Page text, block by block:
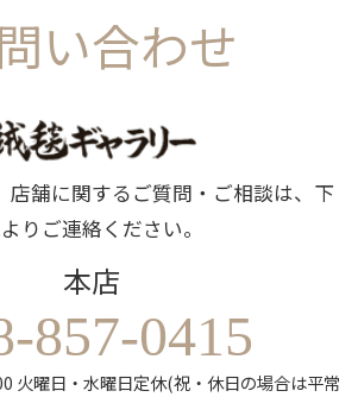
い合わせ
店舗に関するご質問・ご相談は、下
りご連絡ください。
本店
857-0415
火曜日・水曜日定休(祝・休日の場合は平常